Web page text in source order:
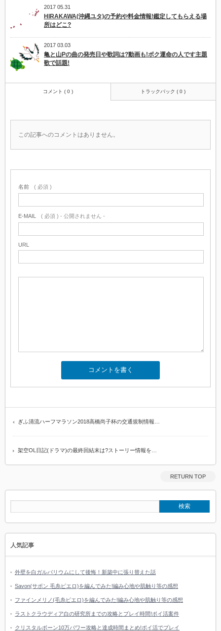
2017 05.31
HIRAKAWA(沖縄ユタ)の予約や料金情報!鑑定してもらえる場
所はどこ?
2017 03.03
亀と山Pの曲の発売日や歌詞は?動画も!ボク運命の人です主題
歌で話題!
コメント ( 0 ) トラックバック ( 0 )
この記事へのコメントはありません。
名前 ( 必須 )
E-MAIL ( 必須 ) - 公開されません -
URL
ぎふ清流ハーフマラソン2018高橋尚子杯の交通規制情報…
架空OL日記(ドラマ)の最終回結末は?ストーリー情報を…
RETURN TOP
人気記事
外壁を白ガルバリウムにして後悔！新築中に張り替えた話
Savon(サボン 毛糸ピエロ)を編んでみた!編み心地や肌触り等の感想
ファインメリノ(毛糸ピエロ)を編んでみた!編み心地や肌触り等の感想
ラストクラウディア白の研究所までの攻略とプレイ時間!ポイ活案件
クリスタルボーン10万パワー攻略と達成時間まとめ!ポイ活でプレイ